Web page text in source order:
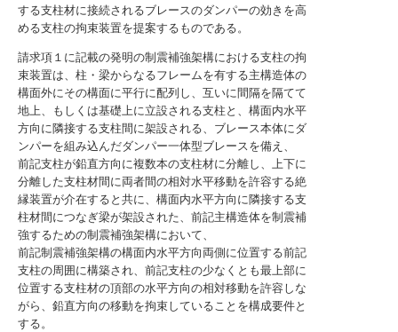
する支柱材に接続されるブレースのダンパーの効きを高
める支柱の拘束装置を提案するものである。
請求項１に記載の発明の制震補強架構における支柱の拘
束装置は、柱・梁からなるフレームを有する主構造体の
構面外にその構面に平行に配列し、互いに間隔を隔てて
地上、もしくは基礎上に立設される支柱と、構面内水平
方向に隣接する支柱間に架設される、ブレース本体にダ
ンパーを組み込んだダンパー一体型ブレースを備え、
前記支柱が鉛直方向に複数本の支柱材に分離し、上下に
分離した支柱材間に両者間の相対水平移動を許容する絶
縁装置が介在すると共に、構面内水平方向に隣接する支
柱材間につなぎ梁が架設された、前記主構造体を制震補
強するための制震補強架構において、
前記制震補強架構の構面内水平方向両側に位置する前記
支柱の周囲に構築され、前記支柱の少なくとも最上部に
位置する支柱材の頂部の水平方向の相対移動を許容しな
がら、鉛直方向の移動を拘束していることを構成要件と
する。